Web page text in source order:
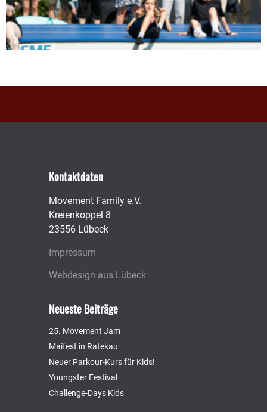
Kontaktdaten
Movement Family e.V.
Kreienkoppel 8
23556 Lübeck
Impressum
Webdesign aus Lübeck
Neueste Beiträge
25. Movement Jam
Maifest in Ratekau
Neuer Parkour-Kurs für Kids!
Youngster Festival
Challenge-Days Kids